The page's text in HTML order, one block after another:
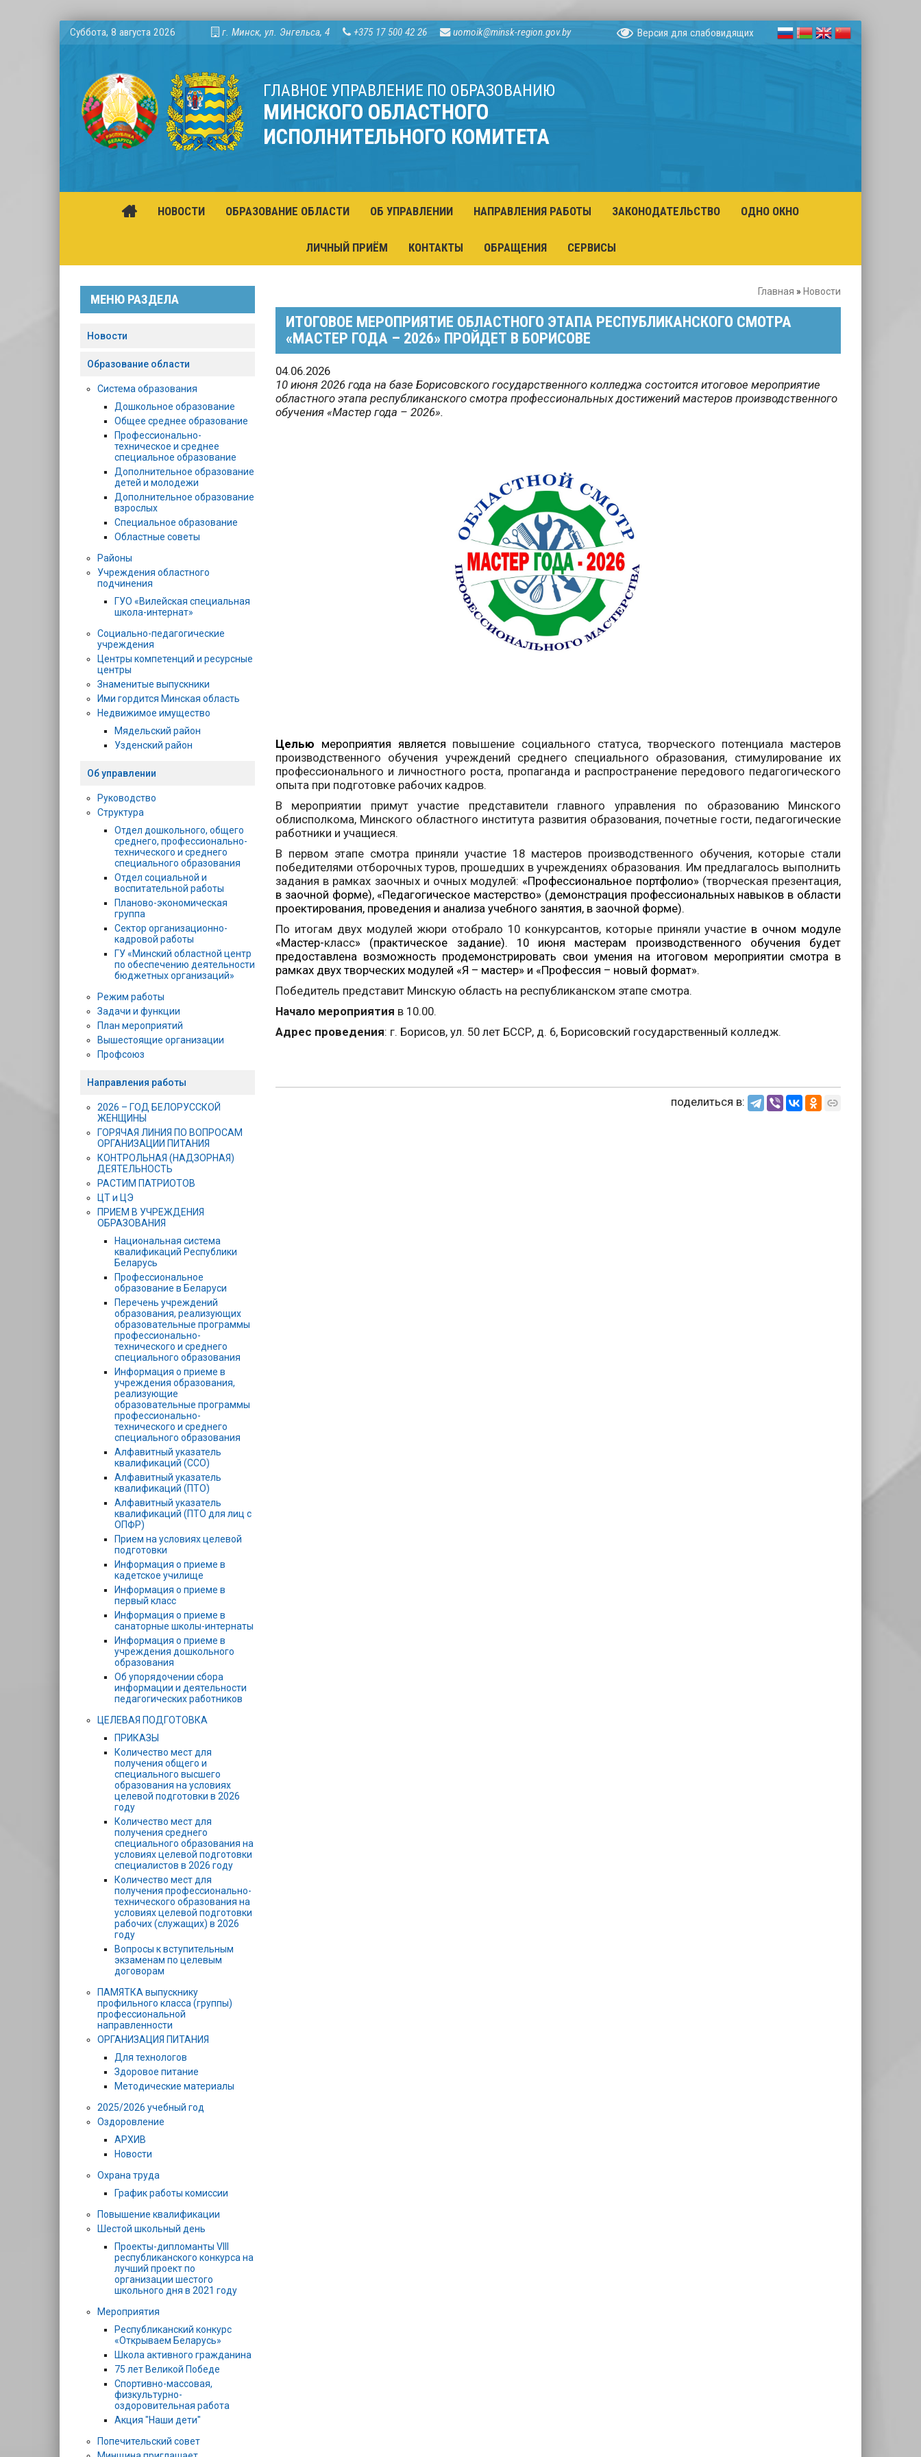
Суббота, 8 августа 2026 г. Минск, ул. Энгельса, 4 +375 17 500 42 26 uomoik@minsk-region.gov.by Версия для слабовидящих
ГЛАВНОЕ УПРАВЛЕНИЕ ПО ОБРАЗОВАНИЮ
МИНСКОГО ОБЛАСТНОГО
ИСПОЛНИТЕЛЬНОГО КОМИТЕТА
НОВОСТИ ОБРАЗОВАНИЕ ОБЛАСТИ ОБ УПРАВЛЕНИИ НАПРАВЛЕНИЯ РАБОТЫ ЗАКОНОДАТЕЛЬСТВО ОДНО ОКНО
ЛИЧНЫЙ ПРИЁМ КОНТАКТЫ ОБРАЩЕНИЯ СЕРВИСЫ
Главная » Новости
ИТОГОВОЕ МЕРОПРИЯТИЕ ОБЛАСТНОГО ЭТАПА РЕСПУБЛИКАНСКОГО СМОТРА
«МАСТЕР ГОДА – 2026» ПРОЙДЕТ В БОРИСОВЕ
04.06.2026
10 июня 2026 года на базе Борисовского государственного колледжа состоится итоговое мероприятие
областного этапа республиканского смотра профессиональных достижений мастеров производственного
обучения «Мастер года – 2026».
Целью мероприятия является повышение социального статуса, творческого потенциала мастеров
производственного обучения учреждений среднего специального образования, стимулирование их
профессионального и личностного роста, пропаганда и распространение передового педагогического
опыта при подготовке рабочих кадров.
В мероприятии примут участие представители главного управления по образованию Минского
облисполкома, Минского областного института развития образования, почетные гости, педагогические
работники и учащиеся.
В первом этапе смотра приняли участие 18 мастеров производственного обучения, которые стали
победителями отборочных туров, прошедших в учреждениях образования. Им предлагалось выполнить
задания в рамках заочных и очных модулей: «Профессиональное портфолио» (творческая презентация,
в заочной форме), «Педагогическое мастерство» (демонстрация профессиональных навыков в области
проектирования, проведения и анализа учебного занятия, в заочной форме).
По итогам двух модулей жюри отобрало 10 конкурсантов, которые приняли участие в очном модуле
«Мастер-класс» (практическое задание). 10 июня мастерам производственного обучения будет
предоставлена возможность продемонстрировать свои умения на итоговом мероприятии смотра в
рамках двух творческих модулей «Я – мастер» и «Профессия – новый формат».
Победитель представит Минскую область на республиканском этапе смотра.
Начало мероприятия в 10.00.
Адрес проведения: г. Борисов, ул. 50 лет БССР, д. 6, Борисовский государственный колледж.
поделиться в:
МЕНЮ РАЗДЕЛА
Новости
Образование области
Система образования
Дошкольное образование
Общее среднее образование
Профессионально-
техническое и среднее
специальное образование
Дополнительное образование
детей и молодежи
Дополнительное образование
взрослых
Специальное образование
Областные советы
Районы
Учреждения областного
подчинения
ГУО «Вилейская специальная
школа-интернат»
Социально-педагогические
учреждения
Центры компетенций и ресурсные
центры
Знаменитые выпускники
Ими гордится Минская область
Недвижимое имущество
Мядельский район
Узденский район
Об управлении
Руководство
Структура
Отдел дошкольного, общего
среднего, профессионально-
технического и среднего
специального образования
Отдел социальной и
воспитательной работы
Планово-экономическая
группа
Сектор организационно-
кадровой работы
ГУ «Минский областной центр
по обеспечению деятельности
бюджетных организаций»
Режим работы
Задачи и функции
План мероприятий
Вышестоящие организации
Профсоюз
Направления работы
2026 – ГОД БЕЛОРУССКОЙ
ЖЕНЩИНЫ
ГОРЯЧАЯ ЛИНИЯ ПО ВОПРОСАМ
ОРГАНИЗАЦИИ ПИТАНИЯ
КОНТРОЛЬНАЯ (НАДЗОРНАЯ)
ДЕЯТЕЛЬНОСТЬ
РАСТИМ ПАТРИОТОВ
ЦТ и ЦЭ
ПРИЕМ В УЧРЕЖДЕНИЯ
ОБРАЗОВАНИЯ
Национальная система
квалификаций Республики
Беларусь
Профессиональное
образование в Беларуси
Перечень учреждений
образования, реализующих
образовательные программы
профессионально-
технического и среднего
специального образования
Информация о приеме в
учреждения образования,
реализующие
образовательные программы
профессионально-
технического и среднего
специального образования
Алфавитный указатель
квалификаций (ССО)
Алфавитный указатель
квалификаций (ПТО)
Алфавитный указатель
квалификаций (ПТО для лиц с
ОПФР)
Прием на условиях целевой
подготовки
Информация о приеме в
кадетское училище
Информация о приеме в
первый класс
Информация о приеме в
санаторные школы-интернаты
Информация о приеме в
учреждения дошкольного
образования
Об упорядочении сбора
информации и деятельности
педагогических работников
ЦЕЛЕВАЯ ПОДГОТОВКА
ПРИКАЗЫ
Количество мест для
получения общего и
специального высшего
образования на условиях
целевой подготовки в 2026
году
Количество мест для
получения среднего
специального образования на
условиях целевой подготовки
специалистов в 2026 году
Количество мест для
получения профессионально-
технического образования на
условиях целевой подготовки
рабочих (служащих) в 2026
году
Вопросы к вступительным
экзаменам по целевым
договорам
ПАМЯТКА выпускнику
профильного класса (группы)
профессиональной
направленности
ОРГАНИЗАЦИЯ ПИТАНИЯ
Для технологов
Здоровое питание
Методические материалы
2025/2026 учебный год
Оздоровление
АРХИВ
Новости
Охрана труда
График работы комиссии
Повышение квалификации
Шестой школьный день
Проекты-дипломанты VIII
республиканского конкурса на
лучший проект по
организации шестого
школьного дня в 2021 году
Мероприятия
Республиканский конкурс
«Открываем Беларусь»
Школа активного гражданина
75 лет Великой Победе
Спортивно-массовая,
физкультурно-
оздоровительная работа
Акция "Наши дети"
Попечительский совет